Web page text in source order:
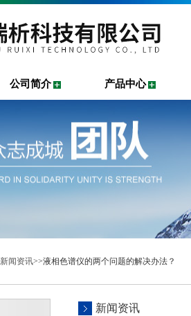
公司简介 产品中心
新闻资讯>>液相色谱仪的两个问题的解决办法？
新闻资讯